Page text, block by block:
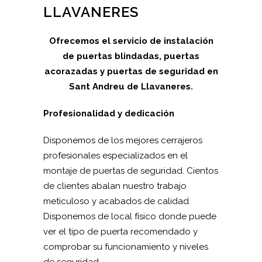
LLAVANERES
Ofrecemos el servicio de instalación
de puertas blindadas, puertas
acorazadas y puertas de seguridad en
Sant Andreu de Llavaneres.
Profesionalidad y dedicación
Disponemos de los mejores cerrajeros
profesionales especializados en el
montaje de puertas de seguridad. Cientos
de clientes abalan nuestro trabajo
meticuloso y acabados de calidad.
Disponemos de local físico donde puede
ver el tipo de puerta recomendado y
comprobar su funcionamiento y niveles